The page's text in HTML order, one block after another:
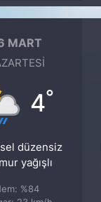
MART
4°
düzensiz
yağışlı
%84